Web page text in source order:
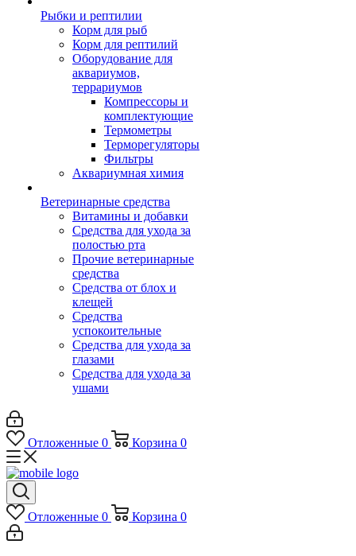
Рыбки и рептилии
Корм для рыб
Корм для рептилий
Оборудование для
аквариумов,
террариумов
Компрессоры и
комплектующие
Термометры
Терморегуляторы
Фильтры
Аквариумная химия
Ветеринарные средства
Витамины и добавки
Средства для ухода за
полостью рта
Прочие ветеринарные
средства
Средства от блох и
клещей
Средства
успокоительные
Средства для ухода за
глазами
Средства для ухода за
ушами
Отложенные 0 Корзина 0
Отложенные 0 Корзина 0